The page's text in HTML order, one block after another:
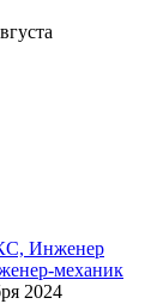
Инженер
механик
2024